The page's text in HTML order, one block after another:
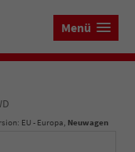
Menü
EU - Europa, Neuwagen